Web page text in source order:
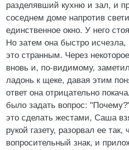
разделявший кухню и зал, и
соседнем доме напротив
единственное окно. У него
Но затем она быстро
это странным. Через
вновь и, по-видимому,
ладонь к щеке, давая этим
ответ она отрицательно
было задать вопрос:
это сделать жестами, Саша
рукой газету, разорвал ее
вопросительный знак, и